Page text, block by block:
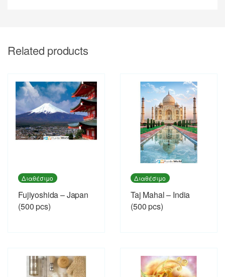
Related products
Διαθέσιμο
Fujiyoshida – Japan
(500 pcs)
Διαθέσιμο
Taj Mahal – India
(500 pcs)